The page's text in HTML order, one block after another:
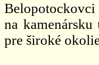
Belopotockovci
na
pre široké